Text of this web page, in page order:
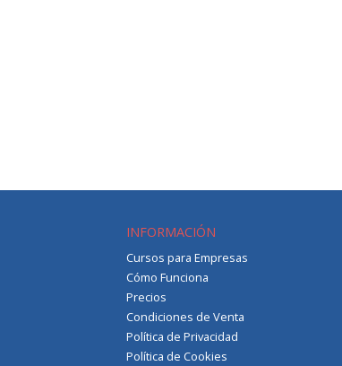
INFORMACIÓN
Cursos para Empresas
Cómo Funciona
Precios
Condiciones de Venta
Política de Privacidad
Política de Cookies